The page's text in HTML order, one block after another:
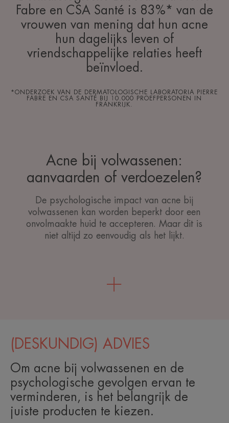
Fabre en CSA Santé is 83%* van de
vrouwen van mening dat hun acne
hun dagelijks leven of
vriendschappelijke relaties heeft
beïnvloed.
*ONDERZOEK VAN DE DERMATOLOGISCHE LABORATORIA PIERRE
FABRE EN CSA SANTÉ BIJ 10.000 PROEFPERSONEN IN
FRANKRIJK.
Acne bij volwassenen:
aanvaarden of verdoezelen?
De psychologische impact van acne bij
volwassenen kan worden beperkt door een
onvolmaakte huid te accepteren. Maar dit is
niet altijd zo eenvoudig als het lijkt.
(DESKUNDIG) ADVIES
Om acne bij volwassenen en de
psychologische gevolgen ervan te
verminderen, is het belangrijk de
juiste producten te kiezen.